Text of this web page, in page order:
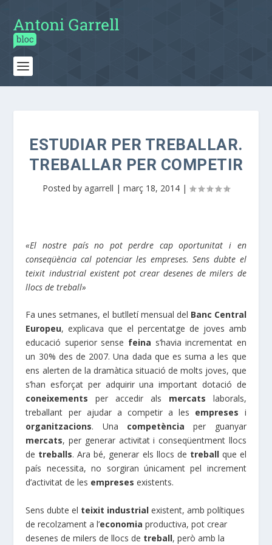
ESTUDIAR PER TREBALLAR.
TREBALLAR PER COMPETIR
Posted by agarrell | març 18, 2014 |
«El nostre país no pot perdre cap oportunitat i en
conseqüència cal potenciar les empreses. Sens dubte el
teixit industrial existent pot crear desenes de milers de
llocs de treball»
Fa unes setmanes, el butlletí mensual del Banc Central
Europeu, explicava que el percentatge de joves amb
educació superior sense feina s’havia incrementat en
un 30% des de 2007. Una dada que es suma a les que
ens alerten de la dramàtica situació de molts joves, que
s’han esforçat per adquirir una important dotació de
coneixements per accedir als mercats laborals,
treballant per ajudar a competir a les empreses i
organitzacions. Una competència per guanyar
mercats, per generar activitat i conseqüentment llocs
de treballs. Ara bé, generar els llocs de treballque el
país necessita, no sorgiran únicament pel increment
d’activitat de les empreses existents.
Sens dubte el teixit industrial existent, amb polítiques
de recolzament a l’economia productiva, pot crear
desenes de milers de llocs de treball, però amb la